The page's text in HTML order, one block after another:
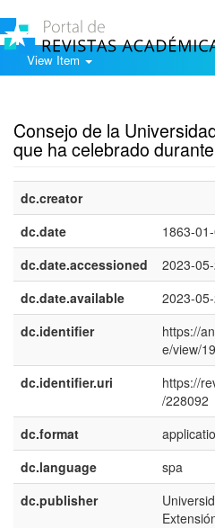
View Item
Consejo de la
que ha celebrado
dc.creator
dc.date
1863-
dc.date.accessioned
2023-
dc.date.available
2023-
dc.identifier
https://
e/view/
dc.identifier.uri
https://
/228092
dc.format
dc.language
spa
dc.publisher